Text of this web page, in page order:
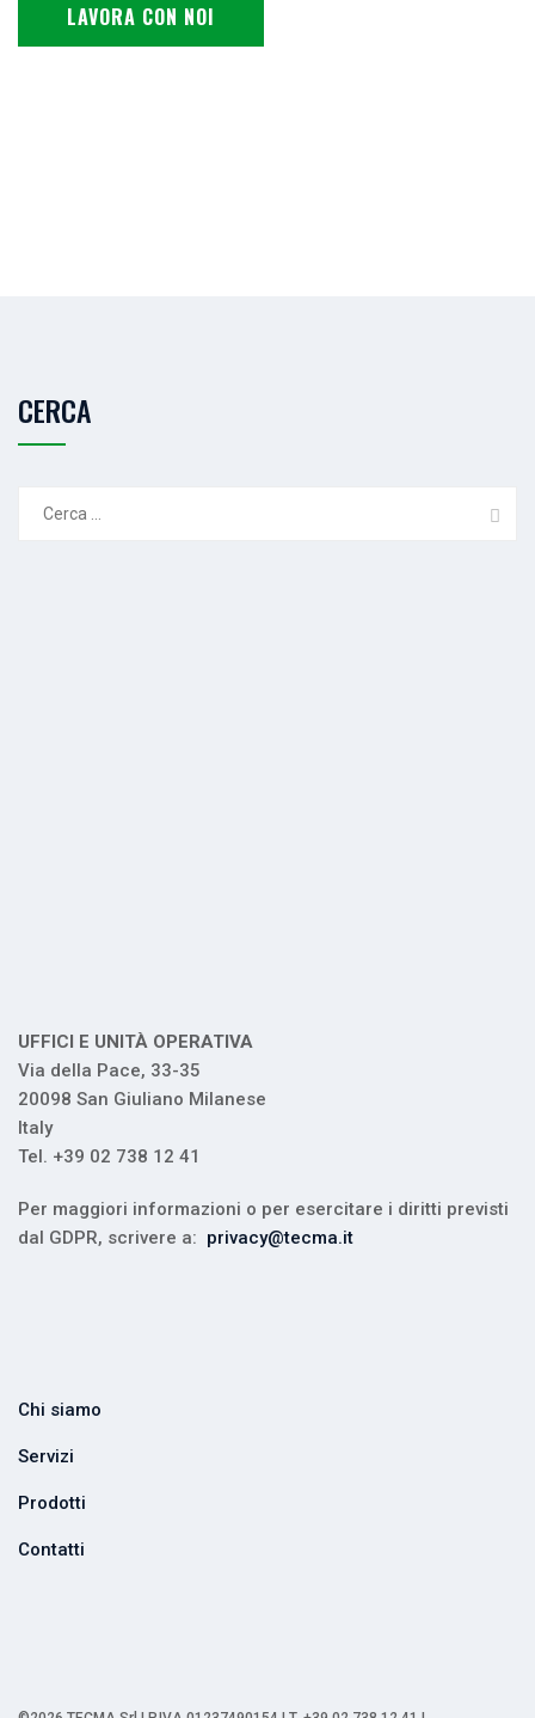
LAVORA CON NOI
CERCA
UFFICI E UNITÀ OPERATIVA
Via della Pace, 33-35
20098 San Giuliano Milanese
Italy
Tel. +39 02 738 12 41
Per maggiori informazioni o per esercitare i diritti previsti
dal GDPR, scrivere a: privacy@tecma.it
Chi siamo
Servizi
Prodotti
Contatti